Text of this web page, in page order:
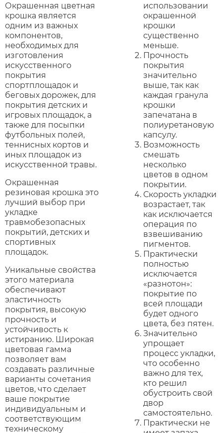
Окрашенная цветная
крошка является
одним из важных
компонентов,
необходимых для
изготовления
искусственного
покрытия
спортплощадок и
беговых дорожек, для
покрытия детских и
игровых площадок, а
также для посыпки
футбольных полей,
теннисных кортов и
иных площадок из
искусственной травы.
Окрашенная
резиновая крошка это
лучший выбор при
укладке
травмобезопасных
покрытий, детских и
спортивных
площадок.
Уникальные свойства
этого материала
обеспечивают
эластичность
покрытия, высокую
прочность и
устойчивость к
истиранию. Широкая
цветовая гамма
позволяет вам
создавать различные
варианты сочетания
цветов, что сделает
ваше покрытие
индивидуальным и
соответствующим
техническому
использовании
окрашенной
крошки
существенно
меньше.
Прочность
покрытия
значительно
выше, так как
каждая гранула
крошки
запечатана в
полиуретановую
капсулу.
Возможность
смешать
несколько
цветов в одном
покрытии.
Скорость укладки
возрастает, так
как исключается
операция по
взвешиванию
пигментов.
Практически
полностью
исключается
«разнотон»:
покрытие по
всей площади
будет одного
цвета, без пятен.
Значительно
упрощает
процесс укладки,
что особенно
важно для тех,
кто решил
обустроить свой
двор
самостоятельно.
Практически не